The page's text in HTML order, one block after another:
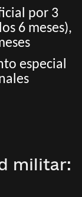
por 3
6 meses),
especial
militar: